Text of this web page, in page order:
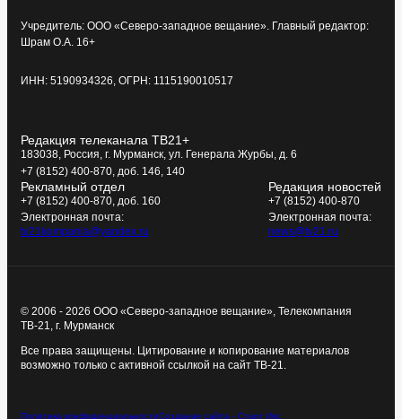
Учредитель: ООО «Северо-западное вещание». Главный редактор:
Шрам О.А. 16+
ИНН: 5190934326, ОГРН: 1115190010517
Редакция телеканала ТВ21+
183038, Россия, г. Мурманск, ул. Генерала Журбы, д. 6
+7 (8152) 400-870, доб. 146, 140
Рекламный отдел
+7 (8152) 400-870, доб. 160
Электронная почта:
tv21kompania@yandex.ru
Редакция новостей
+7 (8152) 400-870
Электронная почта:
news@tv21.ru
© 2006 - 2026 ООО «Северо-западное вещание», Телекомпания
ТВ-21, г. Мурманск
Все права защищены. Цитирование и копирование материалов
возможно только с активной ссылкой на сайт ТВ-21.
Политика конфиденциальностиСоздание сайта - Старт Икс